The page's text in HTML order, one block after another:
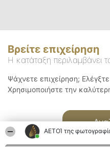
ΑΕΤΟΊ της
Βρείτε επιχείρηση
Η κατάταξη περιλαμβάνει
Ψάχνετε επιχείρηση;
Χρησιμοποιήστε την